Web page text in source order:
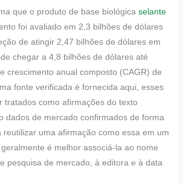
que o produto de base biológica selante
foi avaliado em 2,3 bilhões de dólares
de atingir 2,47 bilhões de dólares em
chegar a 4,8 bilhões de dólares até
crescimento anual composto (CAGR) de
fonte verificada é fornecida aqui, esses
tratados como afirmações do texto
dados de mercado confirmados de forma
reutilizar uma afirmação como essa em um
é melhor associá-la ao nome
pesquisa de mercado, à editora e à data